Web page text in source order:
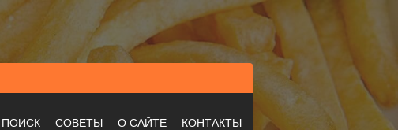
ПОИСК СОВЕТЫ О САЙТЕ КОНТАКТЫ